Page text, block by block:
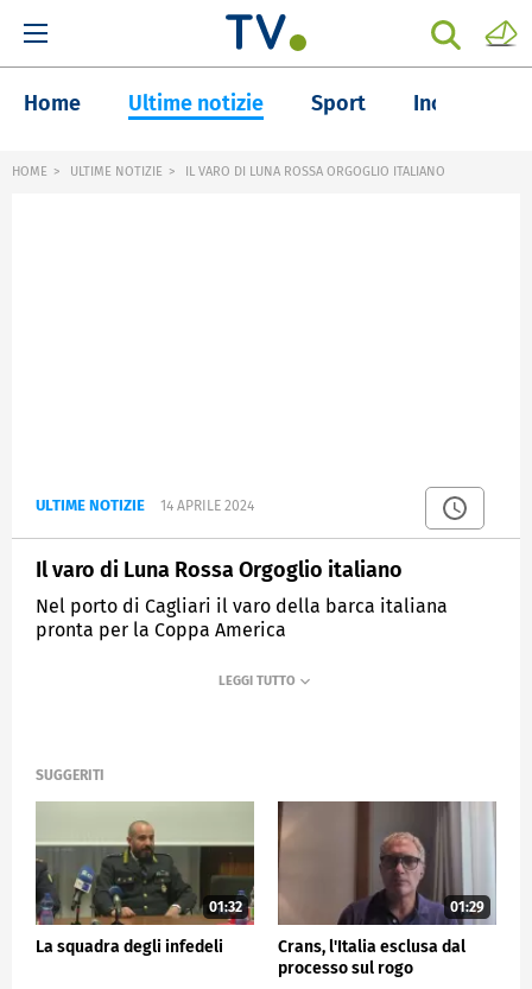
Home Ultime notizie Sport Inchieste
HOME ULTIME NOTIZIE IL VARO DI LUNA ROSSA ORGOGLIO ITALIANO
ULTIME NOTIZIE 14 APRILE 2024
Il varo di Luna Rossa Orgoglio italiano
Nel porto di Cagliari il varo della barca italiana
pronta per la Coppa America
SUGGERITI
01:32
La squadra degli infedeli
01:29
Crans, l'Italia esclusa dal
processo sul rogo